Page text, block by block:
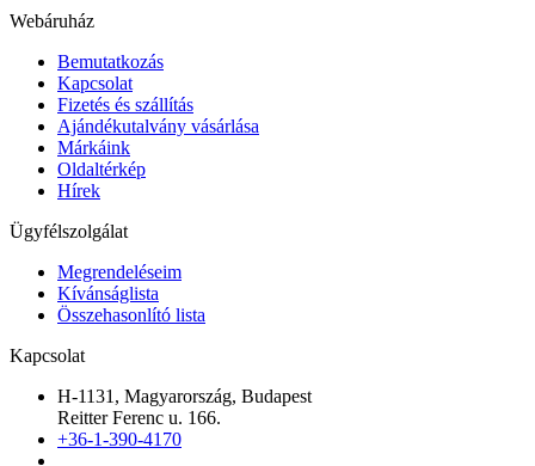
Webáruház
Bemutatkozás
Kapcsolat
Fizetés és szállítás
Ajándékutalvány vásárlása
Márkáink
Oldaltérkép
Hírek
Ügyfélszolgálat
Megrendeléseim
Kívánságlista
Összehasonlító lista
Kapcsolat
H-1131, Magyarország, Budapest
Reitter Ferenc u. 166.
+36-1-390-4170